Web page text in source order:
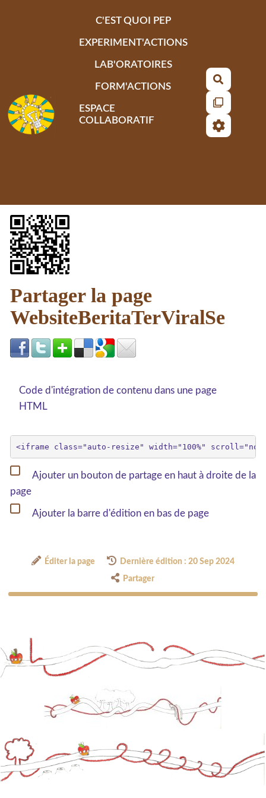
C'EST QUOI PEP
EXPERIMENT'ACTIONS
LAB'ORATOIRES
FORM'ACTIONS
ESPACE
COLLABORATIF
Partager la page
WebsiteBeritaTerViralSe
Code d'intégration de contenu dans une page
HTML
Ajouter un bouton de partage en haut à droite de la
page
Ajouter la barre d'édition en bas de page
Éditer la page Dernière édition : 20 Sep 2024
Partager